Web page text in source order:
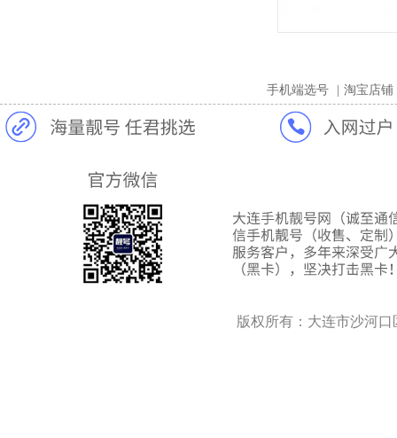
手机端选号 淘宝店铺
版权所有：大连市沙河